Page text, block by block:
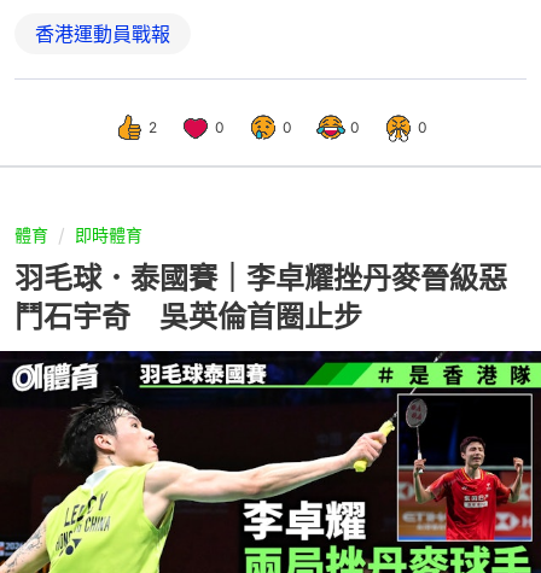
香港運動員戰報
2 0 0 0 0
體育 即時體育
羽毛球．泰國賽｜李卓耀挫丹麥晉級惡
鬥石宇奇 吳英倫首圈止步